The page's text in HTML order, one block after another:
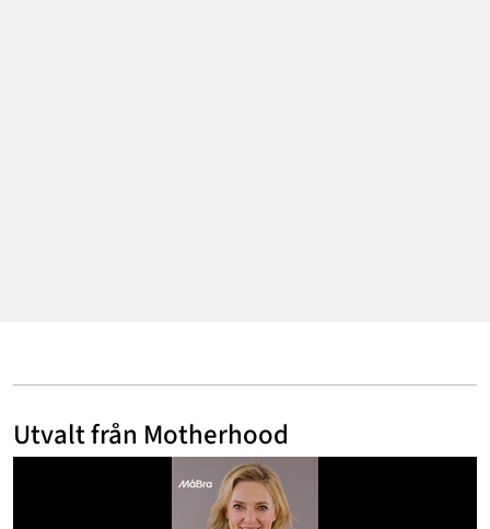
Utvalt från Motherhood